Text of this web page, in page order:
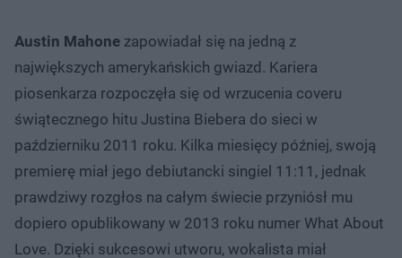
Austin Mahone zapowiadał się na jedną z
największych amerykańskich gwiazd. Kariera
piosenkarza rozpoczęła się od wrzucenia coveru
świątecznego hitu Justina Biebera do sieci w
październiku 2011 roku. Kilka miesięcy później, swoją
premierę miał jego debiutancki singiel 11:11, jednak
prawdziwy rozgłos na całym świecie przyniósł mu
dopiero opublikowany w 2013 roku numer What About
Love. Dzięki sukcesowi utworu, wokalista miał